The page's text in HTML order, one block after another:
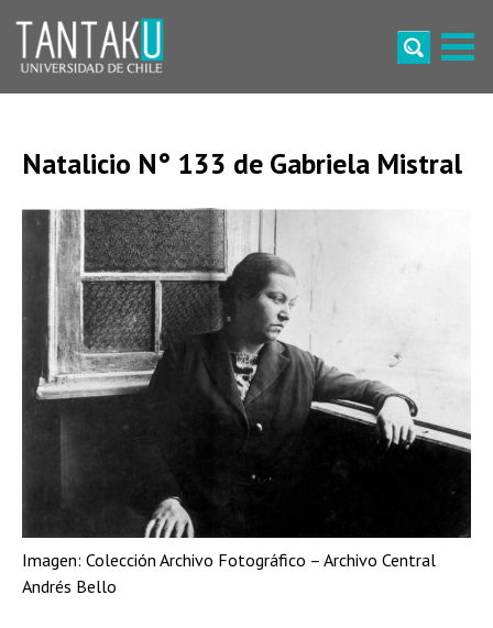
content
Natalicio N° 133 de Gabriela Mistral
Imagen: Colección Archivo Fotográfico – Archivo Central
Andrés Bello